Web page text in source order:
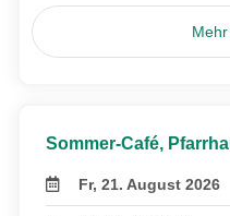
Sommer-Café,
Fr, 21. August 2026